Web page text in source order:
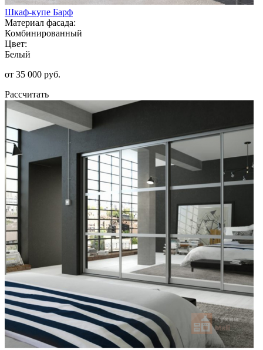
Шкаф-купе Барф
Материал фасада:
Комбинированный
Цвет:
Белый
от 35 000 руб.
Рассчитать